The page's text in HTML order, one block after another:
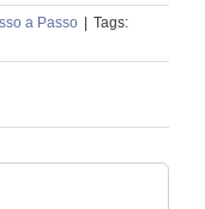
a Passo
Tags: